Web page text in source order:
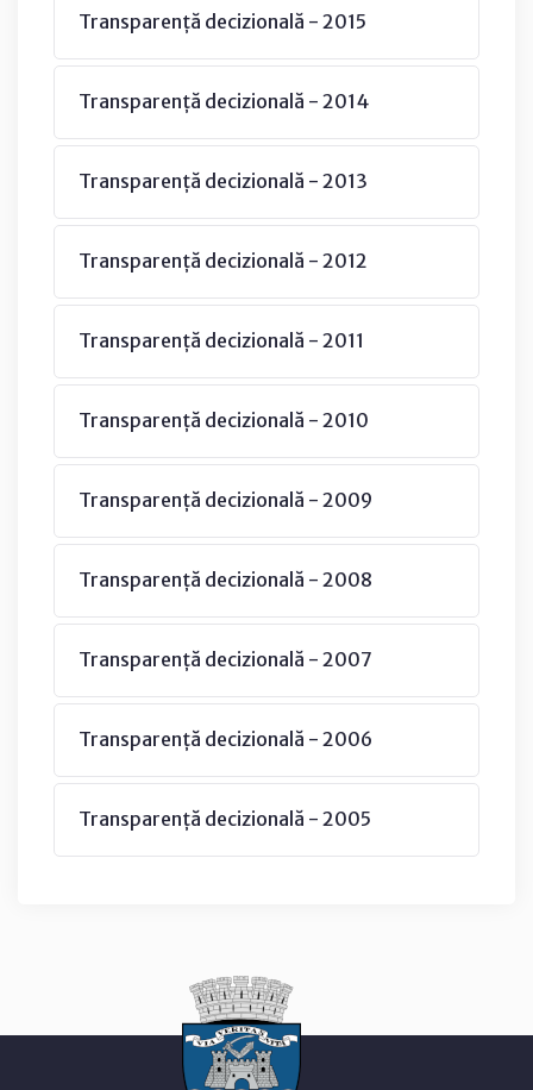
Transparență decizională - 2015
Transparență decizională - 2014
Transparență decizională - 2013
Transparență decizională - 2012
Transparență decizională - 2011
Transparență decizională - 2010
Transparență decizională - 2009
Transparență decizională - 2008
Transparență decizională - 2007
Transparență decizională - 2006
Transparență decizională - 2005